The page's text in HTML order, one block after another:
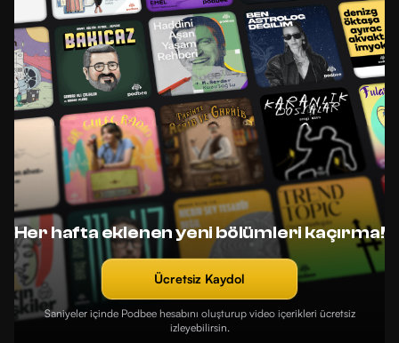
Her hafta eklenen yeni bölümleri kaçırma!
Ücretsiz Kaydol
Saniyeler içinde Podbee hesabını oluşturup video içerikleri ücretsiz
izleyebilirsin.